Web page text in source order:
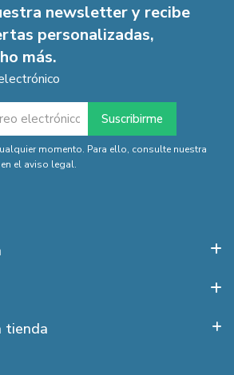
newsletter y recibe
personalizadas,
más.
momento. Para ello, consulte nuestra
el aviso legal.
tienda